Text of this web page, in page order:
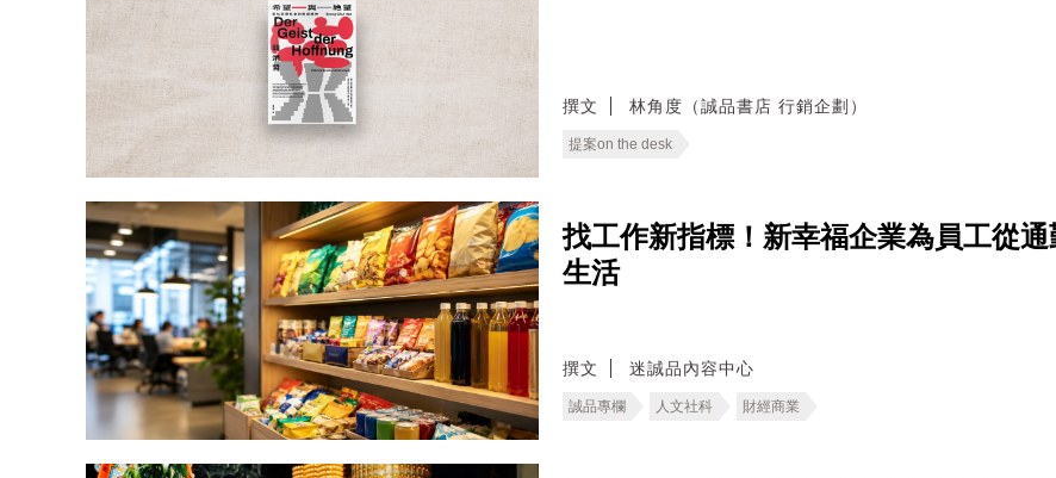
撰文 林角度（誠品書店 行銷企劃）
提案on the desk
找工作新指標！新幸福企業為員工從
生活
撰文 迷誠品內容中心
誠品專欄 人文社科 財經商業